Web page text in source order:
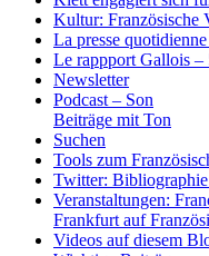
Kultur: Französische
La presse
Le rappport Gallois –
Newsletter
Podcast – Son
Beiträge mit Ton
Suchen
Tools zum
Twitter:
Veranstaltungen:
Frankfurt auf
Videos auf diesem